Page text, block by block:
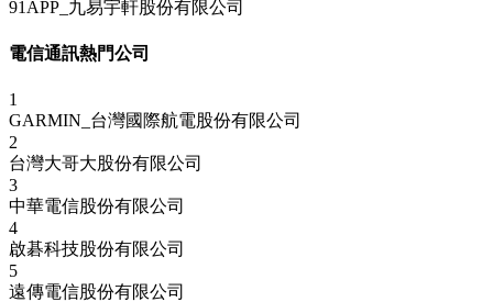
91APP_九易宇軒股份有限公司
電信通訊熱門公司
1
GARMIN_台灣國際航電股份有限公司
2
台灣大哥大股份有限公司
3
中華電信股份有限公司
4
啟碁科技股份有限公司
5
遠傳電信股份有限公司